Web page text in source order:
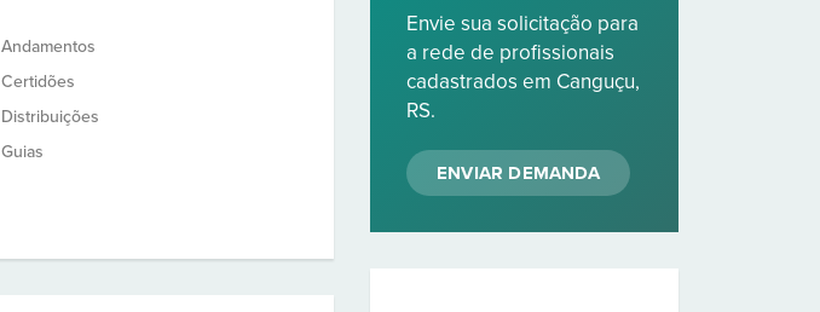
Andamentos
Certidões
Distribuições
Guias
Envie sua solicitação para
a rede de profissionais
cadastrados em Canguçu,
RS.
ENVIAR DEMANDA